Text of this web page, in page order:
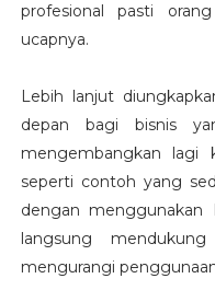
profesional pasti
ucapnya.
Lebih lanjut
depan bagi bisnis
mengembangkan lagi
seperti contoh yang
dengan menggunakan
langsung
mengurangi